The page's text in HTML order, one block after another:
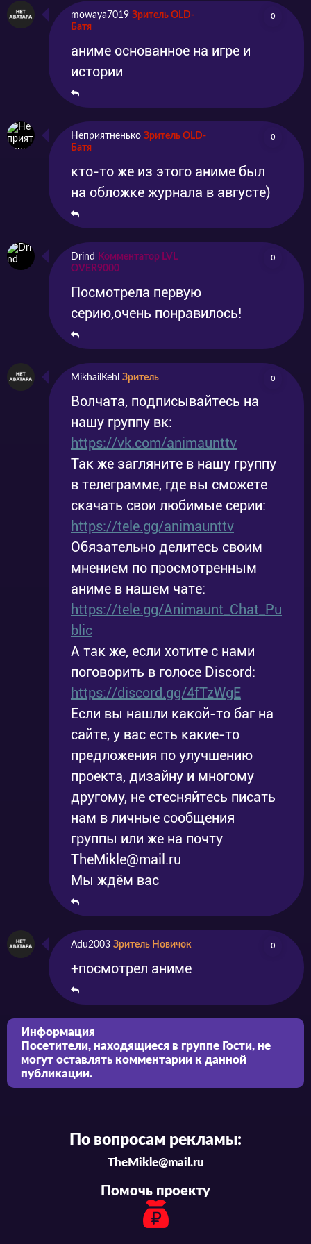
функционировать.
В центре сюжета будет группа ревизионистов
(они же санива) во главе с Тоукеном Данси.
Разумеется, героев ждут опасные и
удивительные приключения, новые открытия
и невероятные встречи.
Сезон состоит из 12 серий, каждая из
которых имеет привязку к одному из
месяцев года. «Январь, февраль, март…»
mowaya7019 Зритель OLD-
Батя
0
аниме основанное на игре и
истории
Неприятненько Зритель OLD-
Батя
0
кто-то же из этого аниме был
на обложке журнала в августе)
Drind
Комментатор LVL
OVER9000
0
Посмотрела первую
серию,очень понравилось!
MikhailKehl Зритель 0
Волчата, подписывайтесь на
нашу группу вк:
https://vk.com/animaunttv
Так же загляните в нашу группу
в телеграмме, где вы сможете
скачать свои любимые серии:
https://tele.gg/animaunttv
Обязательно делитесь своим
мнением по просмотренным
аниме в нашем чате:
https://tele.gg/Animaunt_Chat_Pu
blic
А так же, если хотите с нами
поговорить в голосе Discord:
https://discord.gg/4fTzWgE
Если вы нашли какой-то баг на
сайте, у вас есть какие-то
предложения по улучшению
проекта, дизайну и многому
другому, не стесняйтесь писать
нам в личные сообщения
группы или же на почту
TheMikle@mail.ru
Мы ждём вас
Adu2003 Зритель Новичок 0
+посмотрел аниме
Информация
Посетители, находящиеся в группе Гости, не
могут оставлять комментарии к данной
публикации.
По вопросам рекламы:
TheMikle@mail.ru
Помочь проекту